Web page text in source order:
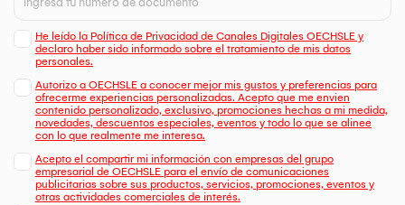
He leído la Política de Privacidad de Canales Digitales OECHSLE y
declaro haber sido informado sobre el tratamiento de mis datos
personales.
Autorizo a OECHSLE a conocer mejor mis gustos y preferencias para
ofrecerme experiencias personalizadas. Acepto que me envien
contenido personalizado, exclusivo, promociones hechas a mi medida,
novedades, descuentos especiales, eventos y todo lo que se alinee
con lo que realmente me interesa.
Acepto el compartir mi información con empresas del grupo
empresarial de OECHSLE para el envío de comunicaciones
publicitarias sobre sus productos, servicios, promociones, eventos y
otras actividades comerciales de interés.